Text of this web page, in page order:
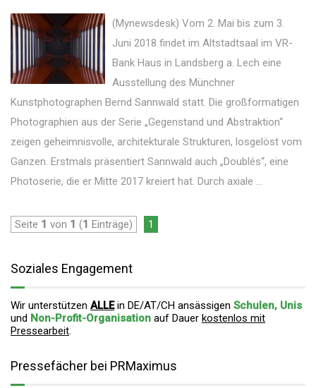
(Mynewsdesk) Vom 2. Mai bis zum 3.
Juni 2018 findet im Altstadtsaal im VR-
Bank Haus in Landsberg a. Lech eine
Ausstellung des Münchner
Kunstphotographen Bernd Sannwald statt. Die großformatigen
Photographien aus der Serie „Gegenstand und Abstraktion“
zeigen geheimnisvolle, architekturale Strukturen, losgelöst vom
Ganzen. Erstmals präsentiert Sannwald auch „Doublés“, eine
Photoserie, die er Mitte 2017 kreiert hat. Durch axiale ...
Seite 1 von 1 (1 Einträge) 1
Soziales Engagement
Wir unterstützen ALLEin DE/AT/CH ansässigen Schulen, Unis
und Non-Profit-Organisation auf Dauer kostenlos mit
Pressearbeit.
Pressefächer bei PRMaximus